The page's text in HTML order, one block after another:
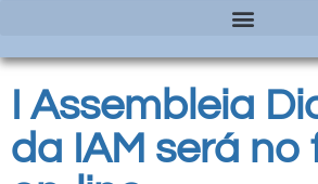
I Assembleia
da IAM será